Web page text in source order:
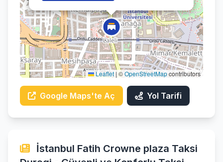
Leaflet |©OpenStreetMapcontributors
Google Maps'te Aç Yol Tarifi
İstanbul Fatih Crowne plaza Taksi